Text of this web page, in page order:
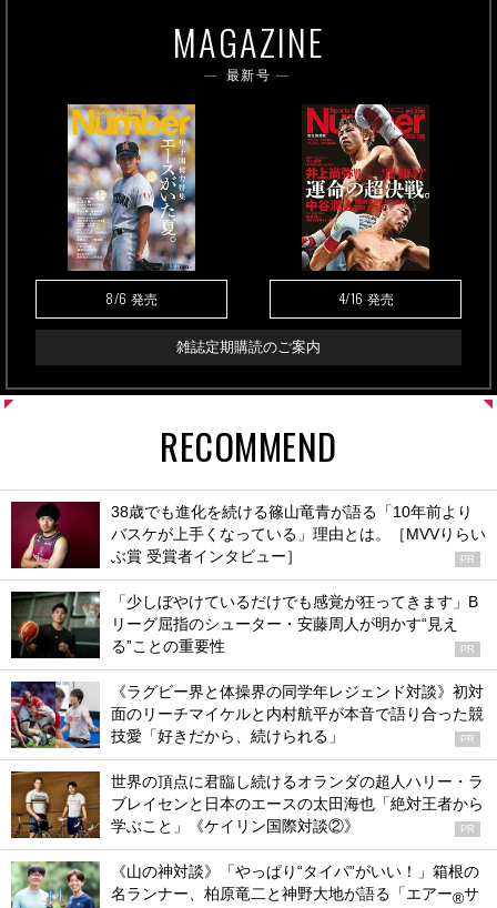
MAGAZINE
最新号
8/6 発売 4/16 発売
雑誌定期購読のご案内
RECOMMEND
38歳でも進化を続ける篠山竜青が語る「10年前より
バスケが上手くなっている」理由とは。［MVVりらい
ぶ賞 受賞者インタビュー］
PR
「少しぼやけているだけでも感覚が狂ってきます」B
リーグ屈指のシューター・安藤周人が明かす“見え
る”ことの重要性
PR
《ラグビー界と体操界の同学年レジェンド対談》初対
面のリーチマイケルと内村航平が本音で語り合った競
技愛「好きだから、続けられる」
PR
世界の頂点に君臨し続けるオランダの超人ハリー・ラ
ブレイセンと日本のエースの太田海也「絶対王者から
学ぶこと」《ケイリン国際対談②》
PR
《山の神対談》「やっぱり“タイパ”がいい！」箱根の
名ランナー、柏原竜二と神野大地が語る「エアー®サ